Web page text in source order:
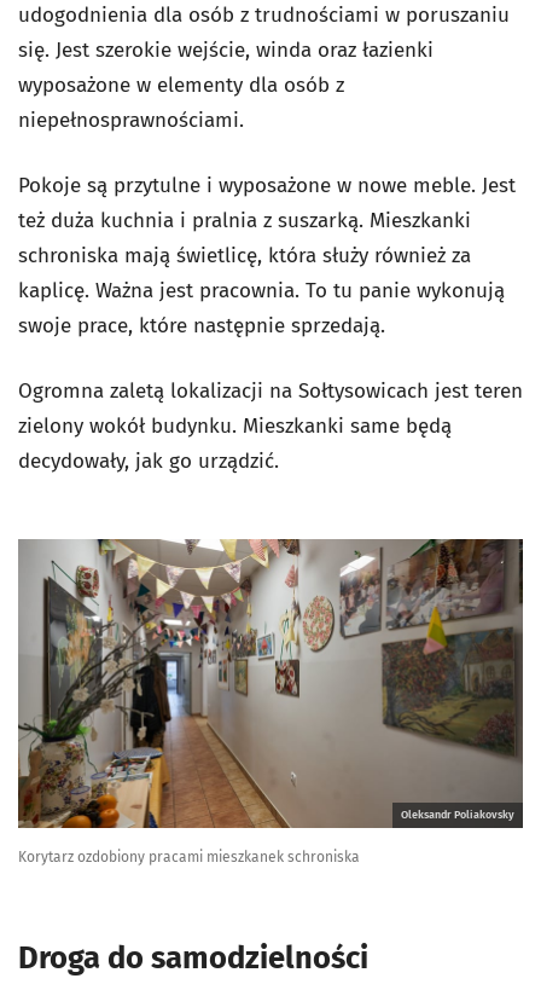
udogodnienia dla osób z trudnościami w poruszaniu
się. Jest szerokie wejście, winda oraz łazienki
wyposażone w elementy dla osób z
niepełnosprawnościami.
Pokoje są przytulne i wyposażone w nowe meble. Jest
też duża kuchnia i pralnia z suszarką. Mieszkanki
schroniska mają świetlicę, która służy również za
kaplicę. Ważna jest pracownia. To tu panie wykonują
swoje prace, które następnie sprzedają.
Ogromna zaletą lokalizacji na Sołtysowicach jest teren
zielony wokół budynku. Mieszkanki same będą
decydowały, jak go urządzić.
Oleksandr Poliakovsky
Korytarz ozdobiony pracami mieszkanek schroniska
Droga do samodzielności